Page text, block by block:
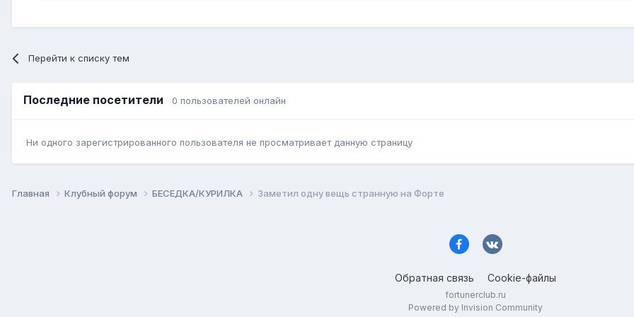
Перейти к списку тем
Последние посетители 0 пользователей онлайн
Ни одного зарегистрированного пользователя не просматривает данную страницу
Главная Клубный форум БЕСЕДКА/КУРИЛКА Заметил одну вещь странную на Форте
Обратная связь Cookie-файлы
fortunerclub.ru
Powered by Invision Community